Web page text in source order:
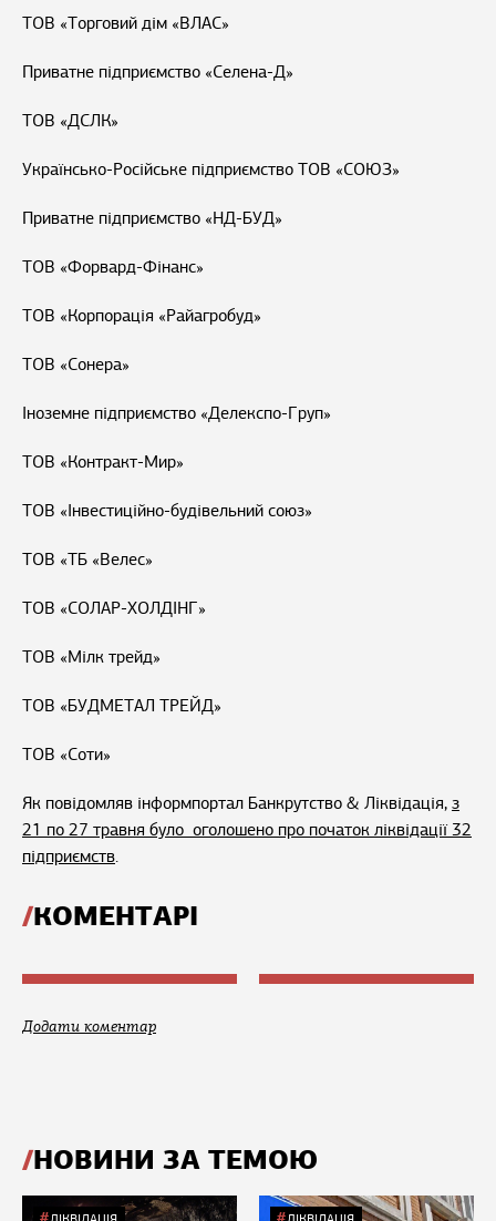
ТОВ «Торговий дім «ВЛАС»
Приватне підприємство «Селена-Д»
ТОВ «ДСЛК»
Українсько-Російське підприємство ТОВ «СОЮЗ»
Приватне підприємство «НД-БУД»
ТОВ «Форвард-Фінанс»
ТОВ «Корпорація «Райагробуд»
ТОВ «Сонера»
Іноземне підприємство «Делекспо-Груп»
ТОВ «Контракт-Мир»
ТОВ «Інвестиційно-будівельний союз»
ТОВ «ТБ «Велес»
ТОВ «СОЛАР-ХОЛДІНГ»
ТОВ «Мілк трейд»
ТОВ «БУДМЕТАЛ ТРЕЙД»
ТОВ «Соти»
Як повідомляв інформпортал Банкрутство & Ліквідація, з
21 по 27 травня було оголошено про початок ліквідації 32
підприємств.
КОМЕНТАРІ
Додати коментар
НОВИНИ ЗА ТЕМОЮ